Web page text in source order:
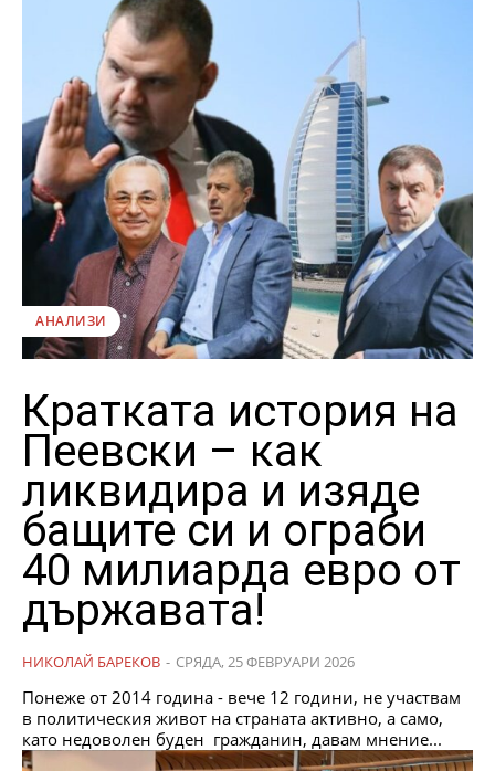
АНАЛИЗИ
Кратката история на
Пеевски – как
ликвидира и изяде
бащите си и ограби
40 милиарда евро от
държавата!
НИКОЛАЙ БАРЕКОВ - СРЯДА, 25 ФЕВРУАРИ 2026
Понеже от 2014 година - вече 12 години, не участвам
в политическия живот на страната активно, а само,
като недоволен буден гражданин, давам мнение...